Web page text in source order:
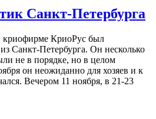
Санкт-Петербурга
криофирме КриоРус был
Санкт-Петербурга. Он несколько
не в порядке, но в целом
он неожиданно для хозяев и к
Вечером 11 ноября, в 21-23